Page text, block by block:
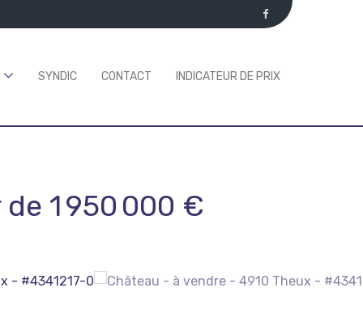
SYNDIC CONTACT INDICATEUR DE PRIX
1 950 000 €